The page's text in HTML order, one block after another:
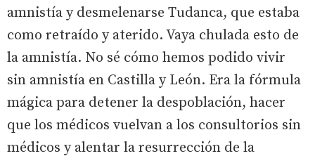
amnistía y desmelenarse Tudanca, que estaba
como retraído y aterido. Vaya chulada esto de
la amnistía. No sé cómo hemos podido vivir
sin amnistía en Castilla y León. Era la fórmula
mágica para detener la despoblación, hacer
que los médicos vuelvan a los consultorios sin
médicos y alentar la resurrección de la